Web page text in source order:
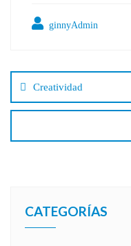
ginnyAdmin
de
entradas
Creatividad
CATEGORÍAS